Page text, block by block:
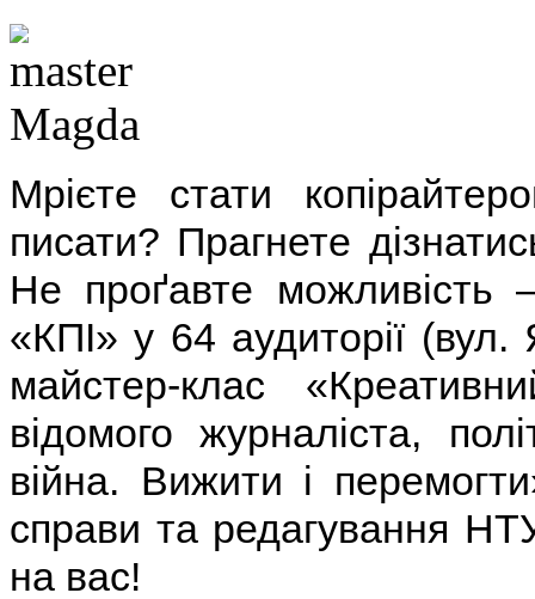
Мрієте стати
писати? Прагнете
Не проґавте
«КПІ» у 64 аудиторії
майстер-клас
відомого журналіста,
війна. Вижити і
справи та редагування
на вас!